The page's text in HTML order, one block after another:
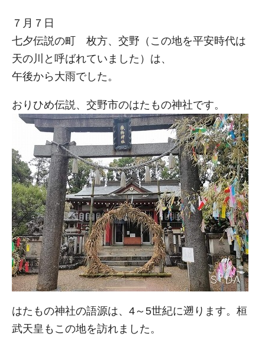
７月７日
七夕伝説の町 枚方、交野（この地を平安時代は
天の川と呼ばれていました）は、
午後から大雨でした。
おりひめ伝説、交野市のはたもの神社です。
はたもの神社の語源は、4～5世紀に遡ります。桓
武天皇もこの地を訪れました。